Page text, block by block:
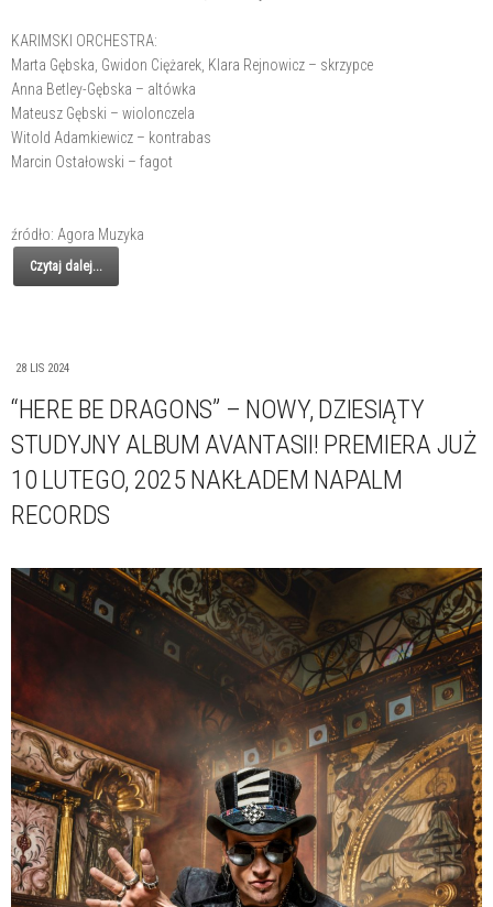
KARIMSKI ORCHESTRA:
Marta Gębska, Gwidon Ciężarek, Klara Rejnowicz – skrzypce
Anna Betley-Gębska – altówka
Mateusz Gębski – wiolonczela
Witold Adamkiewicz – kontrabas
Marcin Ostałowski – fagot
źródło: Agora Muzyka
Czytaj dalej...
28 LIS 2024
“HERE BE DRAGONS” – NOWY, DZIESIĄTY
STUDYJNY ALBUM AVANTASII! PREMIERA JUŻ
10 LUTEGO, 2025 NAKŁADEM NAPALM
RECORDS